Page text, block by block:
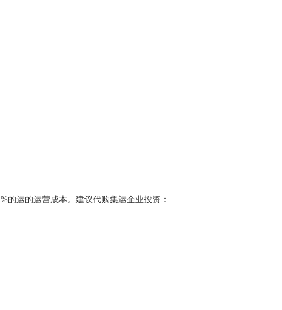
的运的运营成本。建议代购集运企业投资：